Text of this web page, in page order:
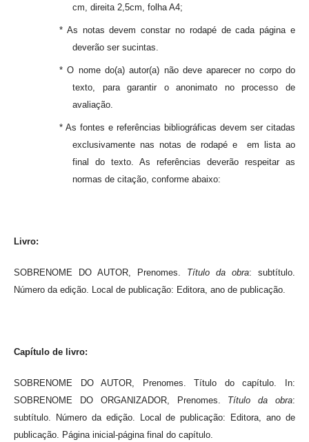
cm, direita 2,5cm, folha A4;
* As notas devem constar no rodapé de cada página e
deverão ser sucintas.
* O nome do(a) autor(a) não deve aparecer no corpo do
texto, para garantir o anonimato no processo de
avaliação.
* As fontes e referências bibliográficas devem ser citadas
exclusivamente nas notas de rodapé e em lista ao
final do texto. As referências deverão respeitar as
normas de citação, conforme abaixo:
Livro:
SOBRENOME DO AUTOR, Prenomes. Título da obra: subtítulo.
Número da edição. Local de publicação: Editora, ano de publicação.
Capítulo de livro:
SOBRENOME DO AUTOR, Prenomes. Título do capítulo. In:
SOBRENOME DO ORGANIZADOR, Prenomes. Título da obra:
subtítulo. Número da edição. Local de publicação: Editora, ano de
publicação. Página inicial-página final do capítulo.